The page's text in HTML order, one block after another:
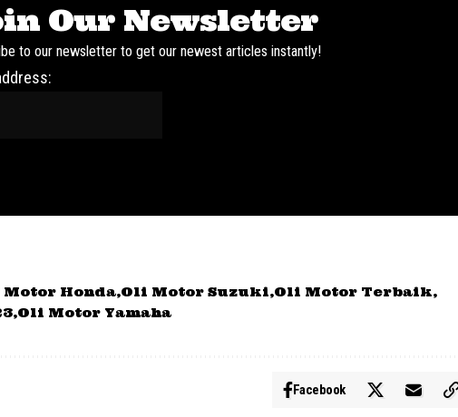
Our Newsletter
to our newsletter to get our newest articles instantly!
Honda Oli Motor Suzuki Oli Motor Terbaik
Oli Motor Yamaha
Facebook